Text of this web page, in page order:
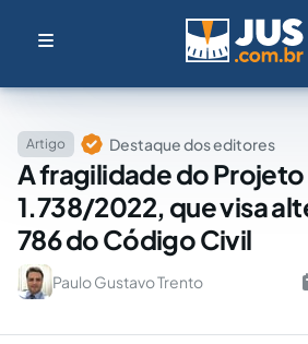
Artigo Destaque dos editores
A fragilidade do Projeto
1.738/2022, que visa
786 do Código Civil
Paulo Gustavo Trento